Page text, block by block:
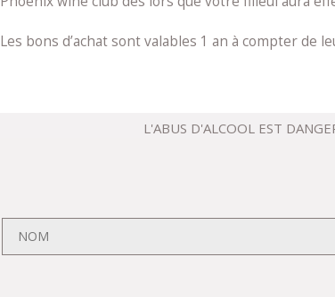
Les bons d’achat sont valables 1 an à compter de
L'ABUS D'ALCOOL EST